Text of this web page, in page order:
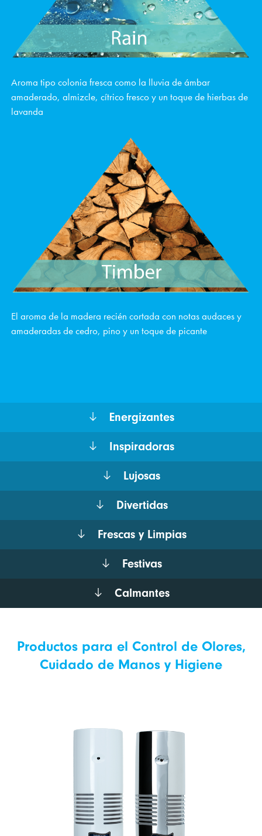
Aroma tipo colonia fresca como la lluvia de ámbar
amaderado, almizcle, cítrico fresco y un toque de hierbas de
lavanda
El aroma de la madera recién cortada con notas audaces y
amaderadas de cedro, pino y un toque de picante
Energizantes
Inspiradoras
Lujosas
Divertidas
Frescas y Limpias
Festivas
Calmantes
Productos para el Control de Olores,
Cuidado de Manos y Higiene